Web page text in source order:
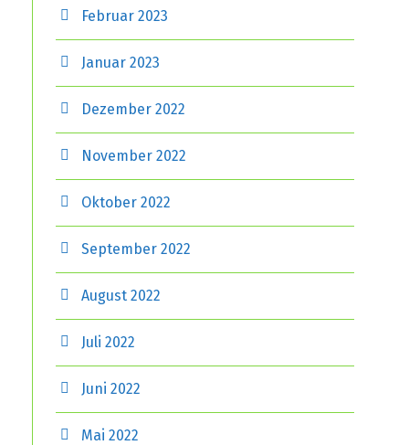
Februar 2023
Januar 2023
Dezember 2022
November 2022
Oktober 2022
September 2022
August 2022
Juli 2022
Juni 2022
Mai 2022